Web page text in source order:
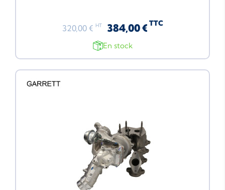
320,00 € HT 384,00 € TTC
En stock